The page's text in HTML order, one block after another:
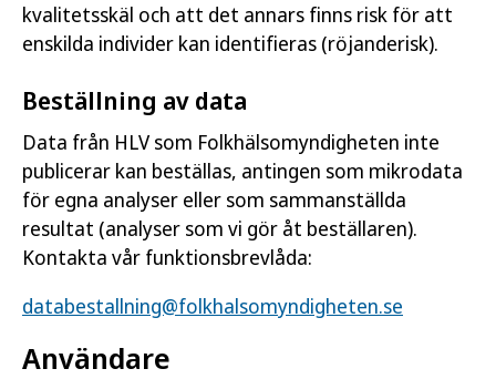
kvalitetsskäl och att det annars finns risk för att
enskilda individer kan identifieras (röjanderisk).
Beställning av data
Data från HLV som Folkhälsomyndigheten inte
publicerar kan beställas, antingen som mikrodata
för egna analyser eller som sammanställda
resultat (analyser som vi gör åt beställaren).
Kontakta vår funktionsbrevlåda:
databestallning@folkhalsomyndigheten.se
Användare